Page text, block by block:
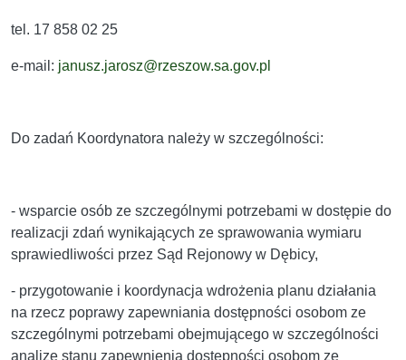
tel. 17 858 02 25
e-mail: janusz.jarosz@rzeszow.sa.gov.pl
Do zadań Koordynatora należy w szczególności:
- wsparcie osób ze szczególnymi potrzebami w dostępie do
realizacji zdań wynikających ze sprawowania wymiaru
sprawiedliwości przez Sąd Rejonowy w Dębicy,
- przygotowanie i koordynacja wdrożenia planu działania
na rzecz poprawy zapewniania dostępności osobom ze
szczególnymi potrzebami obejmującego w szczególności
analizę stanu zapewnienia dostępności osobom ze